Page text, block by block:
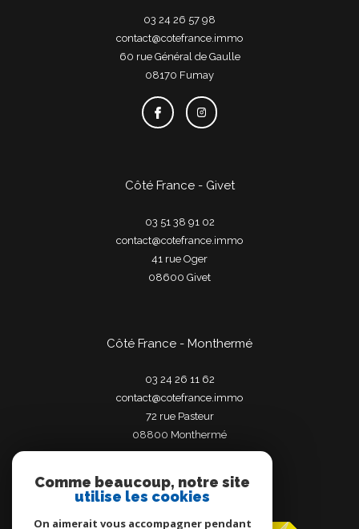
03 24 26 57 98
contact@cotefrance.immo
60 rue Général de Gaulle
08170
fumay
Côté France - Givet
03 51 38 91 02
contact@cotefrance.immo
41 rue Oger
08600
givet
Côté France - Monthermé
03 24 26 11 62
contact@cotefrance.immo
72 rue Pasteur
08800
monthermé
Adhérents
Comme beaucoup, notre site
utilise les cookies
On aimerait vous accompagner pendant